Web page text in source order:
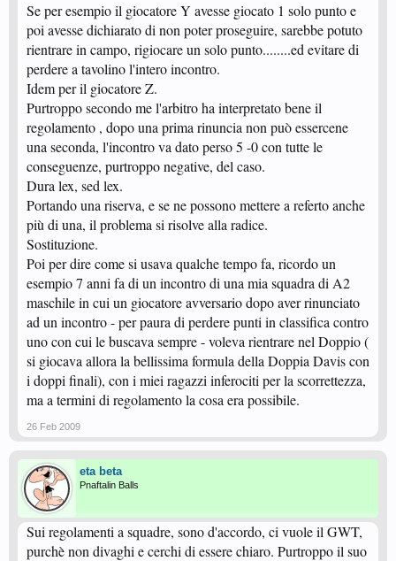
Se per esempio il giocatore Y avesse giocato 1 solo punto e
poi avesse dichiarato di non poter proseguire, sarebbe potuto
rientrare in campo, rigiocare un solo punto........ed evitare di
perdere a tavolino l'intero incontro.
Idem per il giocatore Z.
Purtroppo secondo me l'arbitro ha interpretato bene il
regolamento , dopo una prima rinuncia non può essercene
una seconda, l'incontro va dato perso 5 -0 con tutte le
conseguenze, purtroppo negative, del caso.
Dura lex, sed lex.
Portando una riserva, e se ne possono mettere a referto anche
più di una, il problema si risolve alla radice.
Sostituzione.
Poi per dire come si usava qualche tempo fa, ricordo un
esempio 7 anni fa di un incontro di una mia squadra di A2
maschile in cui un giocatore avversario dopo aver rinunciato
ad un incontro - per paura di perdere punti in classifica contro
uno con cui le buscava sempre - voleva rientrare nel Doppio (
si giocava allora la bellissima formula della Doppia Davis con
i doppi finali), con i miei ragazzi inferociti per la scorrettezza,
ma a termini di regolamento la cosa era possibile.
26 Feb 2009
eta beta
Pnaftalin Balls
Sui regolamenti a squadre, sono d'accordo, ci vuole il GWT,
purchè non divaghi e cerchi di essere chiaro. Purtroppo il suo